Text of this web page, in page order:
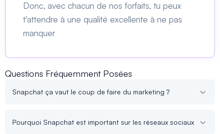
Donc, avec chacun de nos forfaits, tu peux
t'attendre à une qualité excellente à ne pas
manquer
Questions Fréquemment Posées
Snapchat ça vaut le coup de faire du marketing ?
Pourquoi Snapchat est important sur les réseaux sociaux